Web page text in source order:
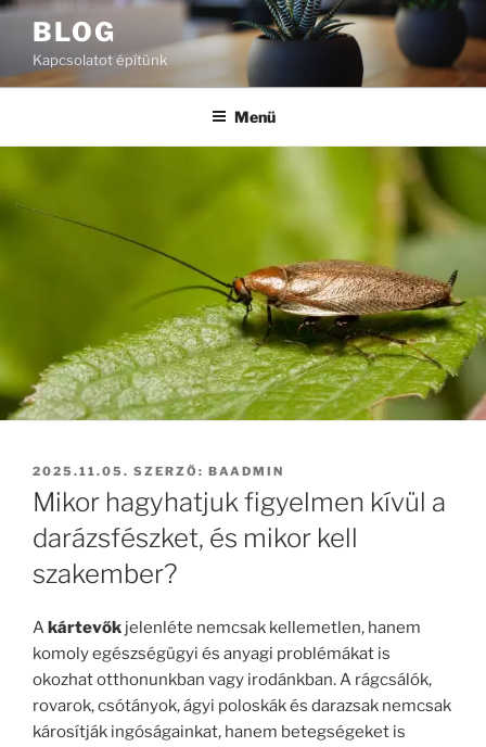
Tartalomhoz
BLOG
Kapcsolatot építünk
Menü
BEKÜLDVE:
2025.11.05. SZERZŐ: BAADMIN
Mikor hagyhatjuk figyelmen kívül a
darázsfészket, és mikor kell
szakember?
Akártevők jelenléte nemcsak kellemetlen, hanem
komoly egészségügyi és anyagi problémákat is
okozhat otthonunkban vagy irodánkban. A rágcsálók,
rovarok, csótányok, ágyi poloskák és darazsak nemcsak
károsítják ingóságainkat, hanem betegségeket is